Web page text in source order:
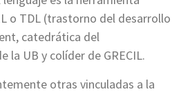
o TDL (trastorno del desarrollo
catedrática del
la UB y colíder de GRECIL.
otras vinculadas a la